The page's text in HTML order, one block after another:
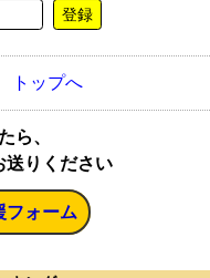
登録
トップへ
ら、
送りください
フォーム